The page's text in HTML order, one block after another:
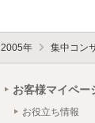
2005年 集中コン
お客様マイペー
お役立ち情報